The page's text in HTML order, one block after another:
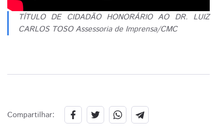
TÍTULO DE CIDADÃO HONORÁRIO AO DR. LUIZ
CARLOS TOSO Assessoria de Imprensa/CMC
Compartilhar: